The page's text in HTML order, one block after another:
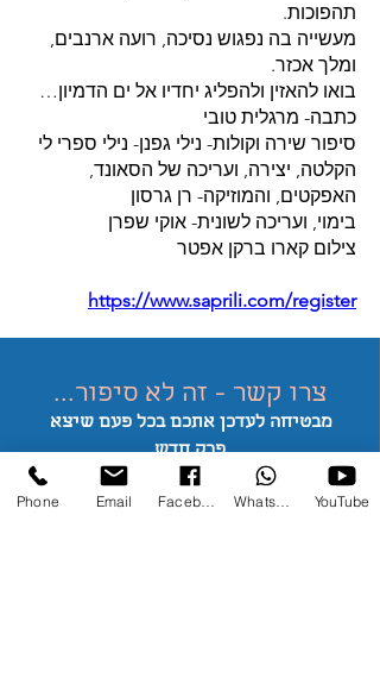
תהפוכות.
מעשייה בה נפגוש נסיכה, רועה ארנבים,
ומלך אכזר.
בואו להאזין ולהפליג יחדיו אל ים הדמיון…
כתבה- מרגלית טובי
סיפור שירה וקולות- נילי גפנן- נילי ספרי לי
הקלטה, יצירה, ועריכה של הסאונד,
האפקטים, והמוזיקה- רן גרסון
בימוי, ועריכה לשונית- אוקי שפרן
צילום קארו ברקן אפטר
https://www.saprili.com/register
צרו קשר - זה לא סיפור...
מבטיחה לעדכן אתכם בכל פעם שיצא
פרק חדש
*אשרו את המייל שלי כדי לא יגיע לספאם
Phone Email YouTube